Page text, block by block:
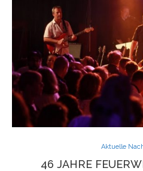
Aktuelle
46 JAHRE